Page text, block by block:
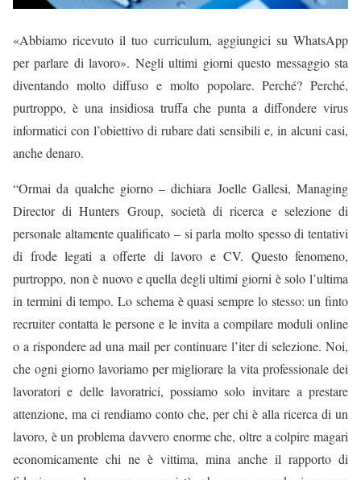
«Abbiamo ricevuto il tuo curriculum, aggiungici su WhatsApp
per parlare di lavoro». Negli ultimi giorni questo messaggio sta
diventando molto diffuso e molto popolare. Perché? Perché,
purtroppo, è una insidiosa truffa che punta a diffondere virus
informatici con l’obiettivo di rubare dati sensibili e, in alcuni casi,
anche denaro.
“Ormai da qualche giorno – dichiara Joelle Gallesi, Managing
Director di Hunters Group, società di ricerca e selezione di
personale altamente qualificato – si parla molto spesso di tentativi
di frode legati a offerte di lavoro e CV. Questo fenomeno,
purtroppo, non è nuovo e quella degli ultimi giorni è solo l’ultima
in termini di tempo. Lo schema è quasi sempre lo stesso: un finto
recruiter contatta le persone e le invita a compilare moduli online
o a rispondere ad una mail per continuare l’iter di selezione. Noi,
che ogni giorno lavoriamo per migliorare la vita professionale dei
lavoratori e delle lavoratrici, possiamo solo invitare a prestare
attenzione, ma ci rendiamo conto che, per chi è alla ricerca di un
lavoro, è un problema davvero enorme che, oltre a colpire magari
economicamente chi ne è vittima, mina anche il rapporto di